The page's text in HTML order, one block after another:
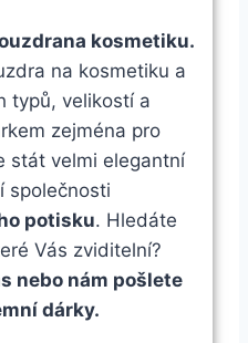
kosmetiku.
na kosmetiku a
typů, velikostí a
zejména pro
stát velmi elegantní
společnosti
potisku. Hledáte
Vás zviditelní?
nebo nám pošlete
dárky.